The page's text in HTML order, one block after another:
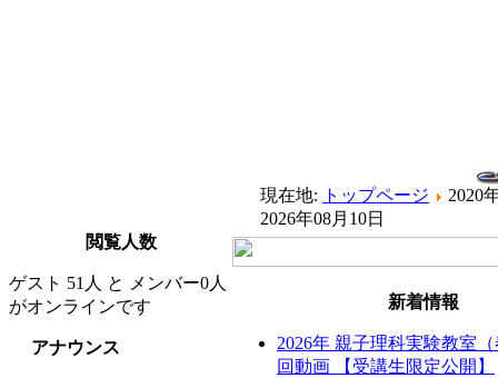
現在地: トップページ
2020
2026年08月10日
閲覧人数
ゲスト 51人 と メンバー0人
がオンラインです
アナウンス
新着情報
2026年 親子理科実験教室
回動画 【受講生限定公開】